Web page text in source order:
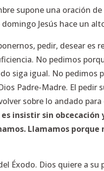
supone una oración de
Jesús hace un
pedir, desear es
No pedimos
siga igual. No pedimos
Padre-Madre. El pedir
sobre lo andado
insistir sin
Llamamos porque
Éxodo. Dios quiere a su